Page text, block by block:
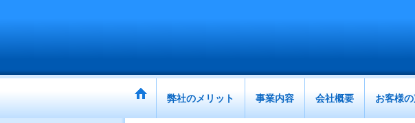
弊社のメリット 事業内容 会社概要 お客様